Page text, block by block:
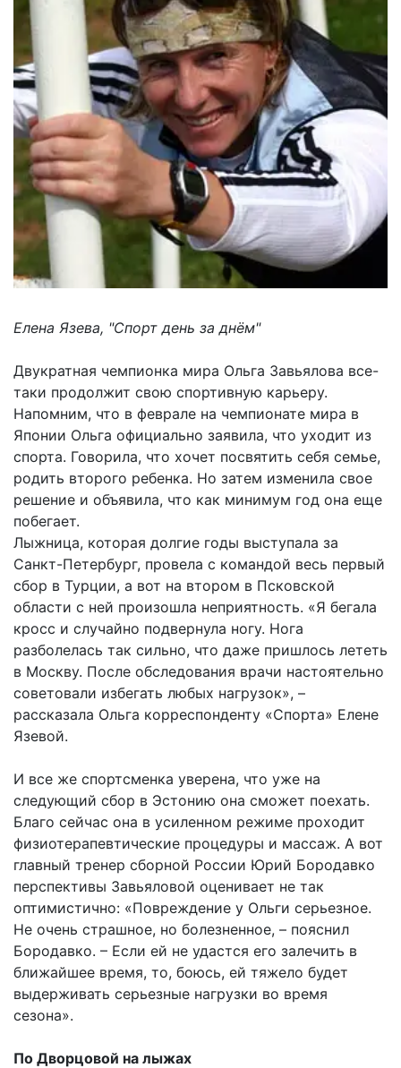
Елена Язева, "Спорт день за днём"
Двукратная чемпионка мира Ольга Завьялова все-
таки продолжит свою спортивную карьеру.
Напомним, что в феврале на чемпионате мира в
Японии Ольга официально заявила, что уходит из
спорта. Говорила, что хочет посвятить себя семье,
родить второго ребенка. Но затем изменила свое
решение и объявила, что как минимум год она еще
побегает.
Лыжница, которая долгие годы выступала за
Санкт-Петербург, провела с командой весь первый
сбор в Турции, а вот на втором в Псковской
области с ней произошла неприятность. «Я бегала
кросс и случайно подвернула ногу. Нога
разболелась так сильно, что даже пришлось лететь
в Москву. После обследования врачи настоятельно
советовали избегать любых нагрузок», –
рассказала Ольга корреспонденту «Спорта» Елене
Язевой.
И все же спортсменка уверена, что уже на
следующий сбор в Эстонию она сможет поехать.
Благо сейчас она в усиленном режиме проходит
физиотерапевтические процедуры и массаж. А вот
главный тренер сборной России Юрий Бородавко
перспективы Завьяловой оценивает не так
оптимистично: «Повреждение у Ольги серьезное.
Не очень страшное, но болезненное, – пояснил
Бородавко. – Если ей не удастся его залечить в
ближайшее время, то, боюсь, ей тяжело будет
выдерживать серьезные нагрузки во время
сезона».
По Дворцовой на лыжах